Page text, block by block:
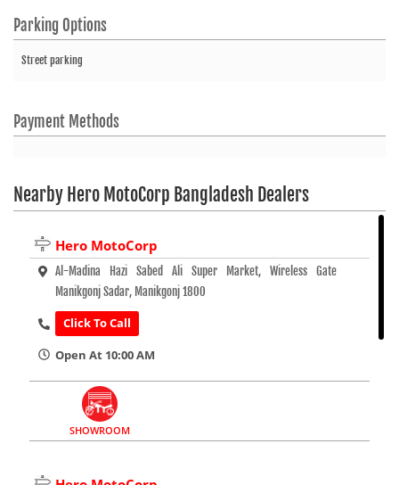
Parking Options
Street parking
Payment Methods
Nearby Hero MotoCorp Bangladesh Dealers
Hero MotoCorp
Al-Madina Hazi Sabed Ali Super Market, Wireless Gate
Manikgonj Sadar, Manikgonj 1800
Click To Call
Open At 10:00 AM
SHOWROOM